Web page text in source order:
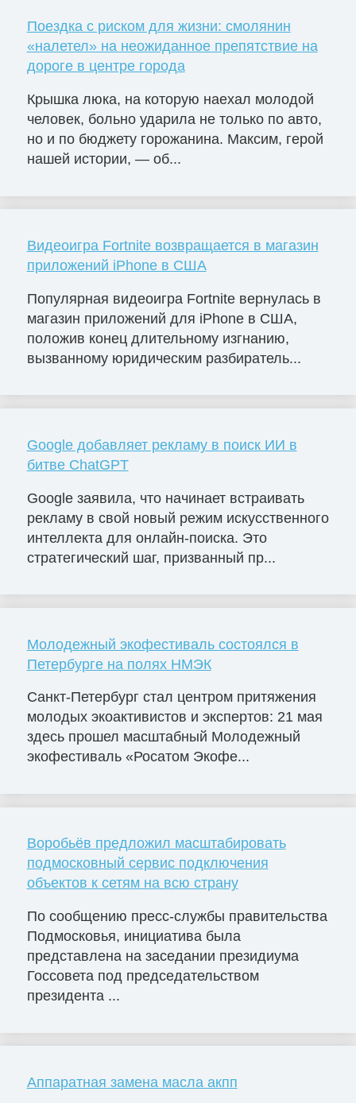
Поездка с риском для жизни: смолянин
«налетел» на неожиданное препятствие на
дороге в центре города
Крышка люка, на которую наехал молодой
человек, больно ударила не только по авто,
но и по бюджету горожанина. Максим, герой
нашей истории, — об...
Видеоигра Fortnite возвращается в магазин
приложений iPhone в США
Популярная видеоигра Fortnite вернулась в
магазин приложений для iPhone в США,
положив конец длительному изгнанию,
вызванному юридическим разбиратель...
Google добавляет рекламу в поиск ИИ в
битве ChatGPT
Google заявила, что начинает встраивать
рекламу в свой новый режим искусственного
интеллекта для онлайн-поиска. Это
стратегический шаг, призванный пр...
Молодежный экофестиваль состоялся в
Петербурге на полях НМЭК
Санкт-Петербург стал центром притяжения
молодых экоактивистов и экспертов: 21 мая
здесь прошел масштабный Молодежный
экофестиваль «Росатом Экофе...
Воробьёв предложил масштабировать
подмосковный сервис подключения
объектов к сетям на всю страну
По сообщению пресс-службы правительства
Подмосковья, инициатива была
представлена на заседании президиума
Госсовета под председательством
президента ...
Аппаратная замена масла акпп